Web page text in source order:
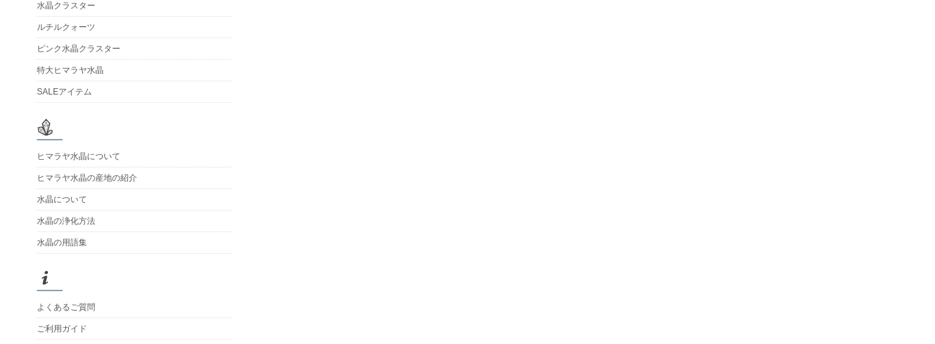
水晶クラスター
ルチルクォーツ
ピンク水晶クラスター
特大ヒマラヤ水晶
SALEアイテム
ヒマラヤ水晶について
ヒマラヤ水晶の産地の紹介
水晶について
水晶の浄化方法
水晶の用語集
よくあるご質問
ご利用ガイド